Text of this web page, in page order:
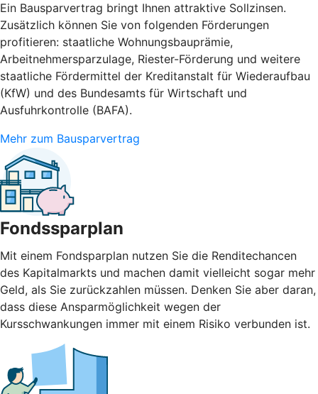
Ein Bausparvertrag bringt Ihnen attraktive Sollzinsen.
Zusätzlich können Sie von folgenden Förderungen
profitieren: staatliche Wohnungsbauprämie,
Arbeitnehmersparzulage, Riester-Förderung und weitere
staatliche Fördermittel der Kreditanstalt für Wiederaufbau
(KfW) und des Bundesamts für Wirtschaft und
Ausfuhrkontrolle (BAFA).
Mehr zum Bausparvertrag
Fondssparplan
Mit einem Fondsparplan nutzen Sie die Renditechancen
des Kapitalmarkts und machen damit vielleicht sogar mehr
Geld, als Sie zurückzahlen müssen. Denken Sie aber daran,
dass diese Ansparmöglichkeit wegen der
Kursschwankungen immer mit einem Risiko verbunden ist.